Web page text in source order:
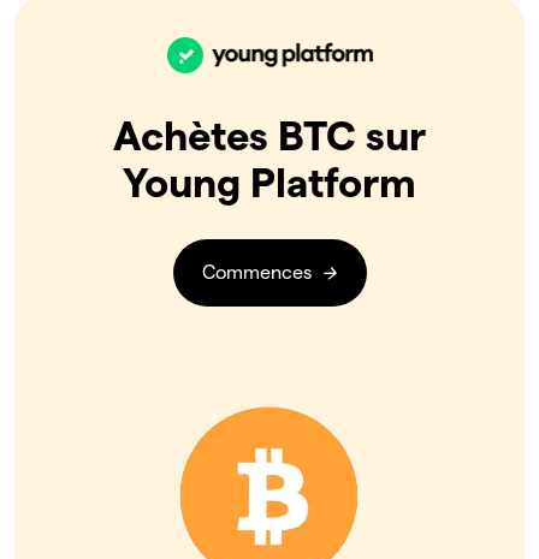
Achètes BTC sur
Young Platform
Commences